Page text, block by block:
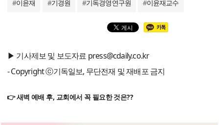
#이윤재 #기경원 #기독경영연구원 #이윤재교수
▶ 기사제보 및 보도자료 press@cdaily.co.kr
- Copyright ⓒ기독일보, 무단전재 및 재배포 금지
👉 새벽 예배 후, 교회에서 꼭 필요한 것은??